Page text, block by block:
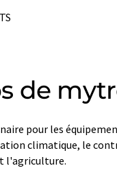
de
pour les
climatique, le
l'agriculture.